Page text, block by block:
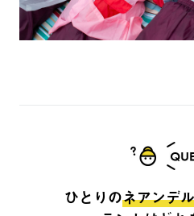
ひとりのネアンデ